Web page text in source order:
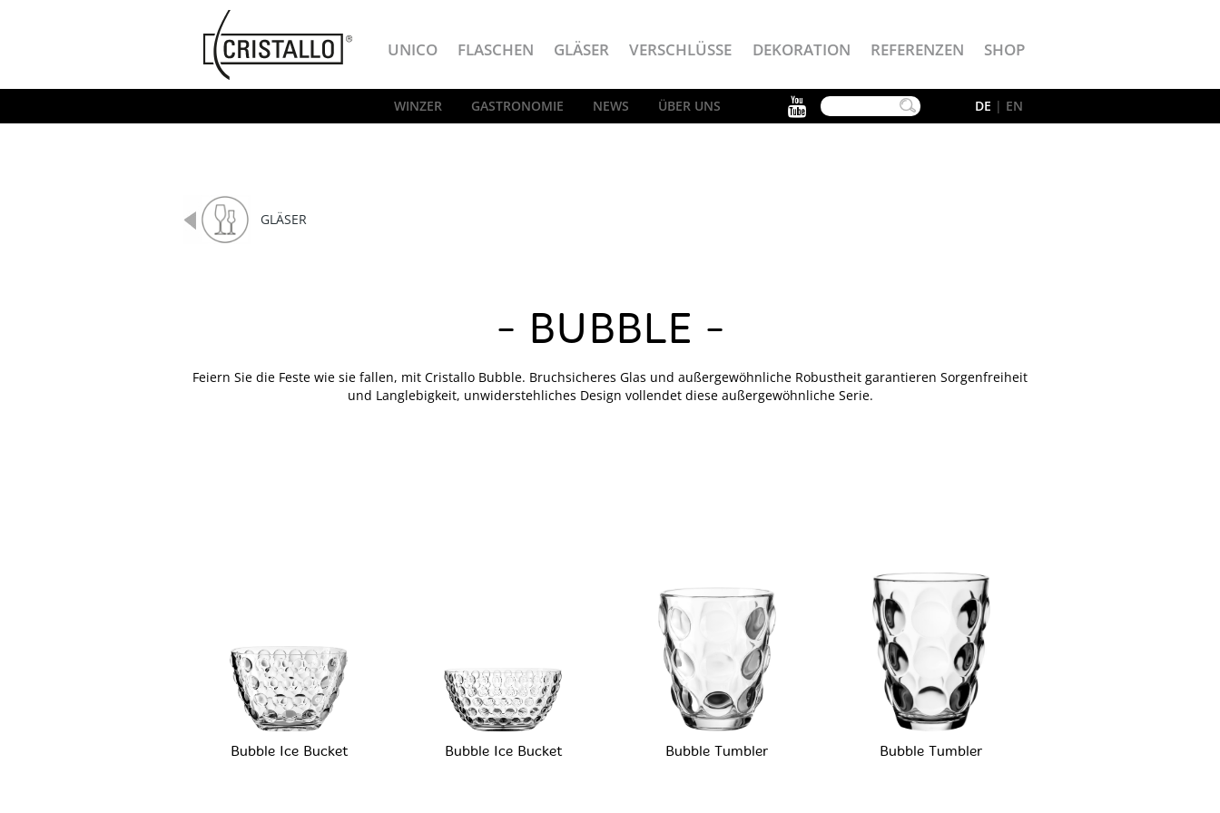
Cristallo
UNICO FLASCHEN GLÄSER VERSCHLÜSSE DEKORATION REFERENZEN SHOP
WINZER GASTRONOMIE NEWS ÜBER UNS DE | EN
YouTube
GLÄSER
BUBBLE
Feiern Sie die Feste wie sie fallen, mit Cristallo Bubble. Bruchsicheres Glas und außergewöhnliche Robustheit garantieren Sorgenfreiheit
und Langlebigkeit, unwiderstehliches Design vollendet diese außergewöhnliche Serie.
Bubble Ice Bucket Bubble Ice Bucket Bubble Tumbler Bubble Tumbler